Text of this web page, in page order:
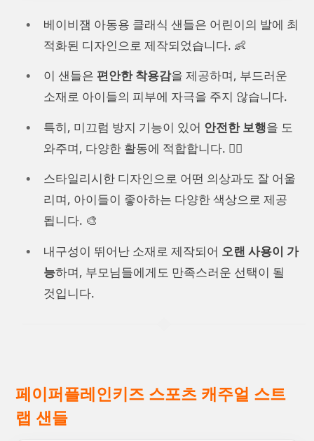
베이비잼 아동용 클래식 샌들은 어린이의 발에 최
적화된 디자인으로 제작되었습니다. 👶
이 샌들은 편안한 착용감을 제공하며, 부드러운
소재로 아이들의 피부에 자극을 주지 않습니다.
특히, 미끄럼 방지 기능이 있어 안전한 보행을 도
와주며, 다양한 활동에 적합합니다. 🏃‍♂️
스타일리시한 디자인으로 어떤 의상과도 잘 어울
리며, 아이들이 좋아하는 다양한 색상으로 제공
됩니다. 🎨
내구성이 뛰어난 소재로 제작되어 오랜 사용이 가
능하며, 부모님들에게도 만족스러운 선택이 될
것입니다.
페이퍼플레인키즈 스포츠 캐주얼 스트
랩 샌들